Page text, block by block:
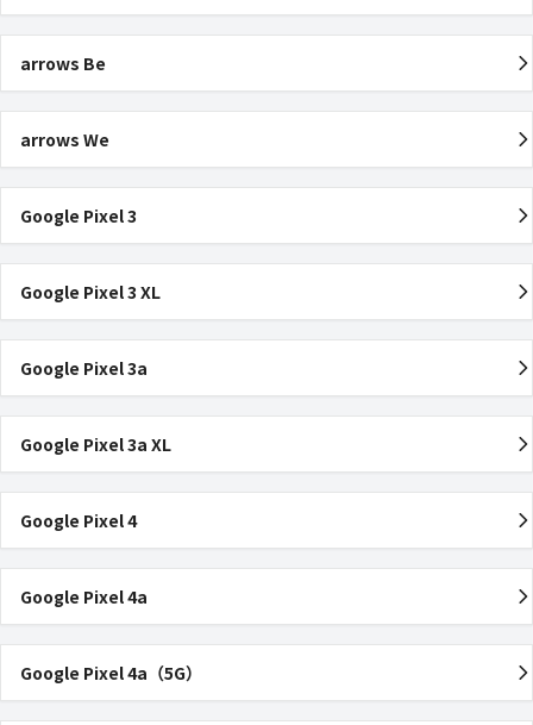
arrows Be
arrows We
Google Pixel 3
Google Pixel 3 XL
Google Pixel 3a
Google Pixel 3a XL
Google Pixel 4
Google Pixel 4a
Google Pixel 4a（5G）